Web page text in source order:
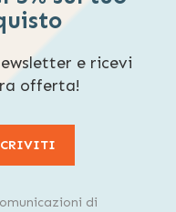
e ricevi
offerta!
di